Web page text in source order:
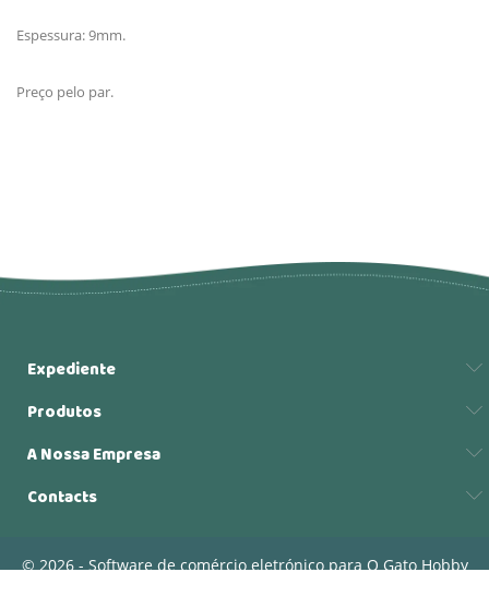
Espessura: 9mm.
Preço pelo par.
Expediente
Produtos
A Nossa Empresa
Contacts
© 2026 - Software de comércio eletrónico para O Gato Hobby